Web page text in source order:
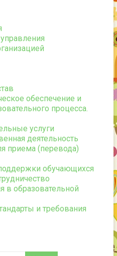
обеспечение и
процесса.
услуги
деятельность
приема (перевода)
обучающихся
в образовательной
и требования